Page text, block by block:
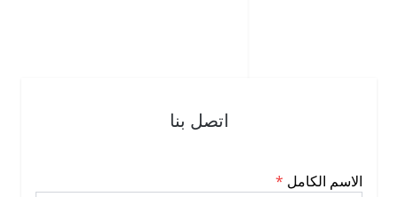
اتصل بنا
الاسم الكامل *